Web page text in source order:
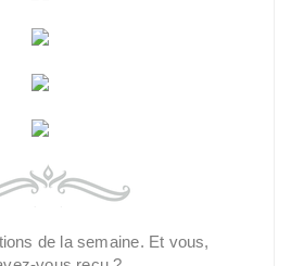
de la semaine. Et vous,